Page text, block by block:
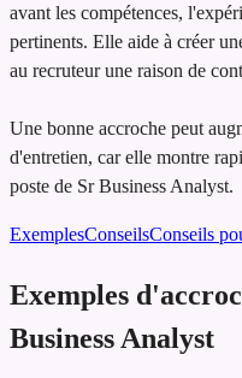
avant les compétences,
pertinents. Elle aide à créer
au recruteur une raison de
Une bonne accroche peut
d'entretien, car elle montre
poste de Sr Business Analyst.
ExemplesConseilsConseils
Exemples
Business Analyst